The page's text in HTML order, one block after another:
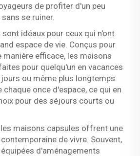
de profiter d'un peu
se ruiner.
idéaux pour ceux qui n'ont
espace de vie. Conçus pour
manière efficace, les maisons
pour quelqu'un en vacances
ou même plus longtemps.
chaque once d'espace, ce qui en
pour des séjours courts ou
maisons capsules offrent une
de vivre. Souvent,
d'aménagements